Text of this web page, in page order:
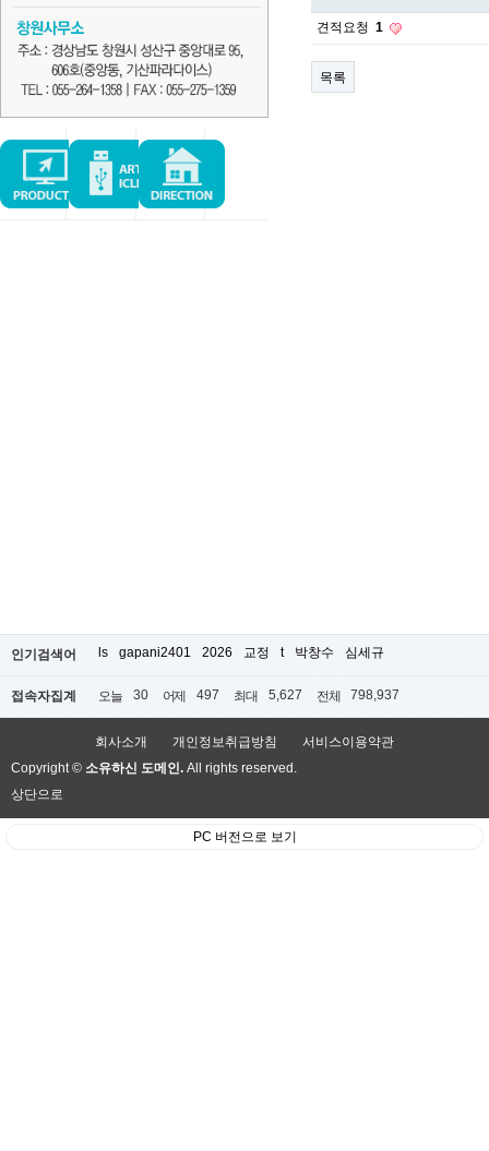
견적요청 1
목록
인기검색어 ls gapani2401 2026 교정 t 박창수 심세규
접속자집계 오늘 30 어제 497 최대 5,627 전체 798,937
회사소개 개인정보취급방침
서비스이용약관
Copyright © 소유하신 도메인. All rights reserved.
상단으로
PC 버전으로 보기